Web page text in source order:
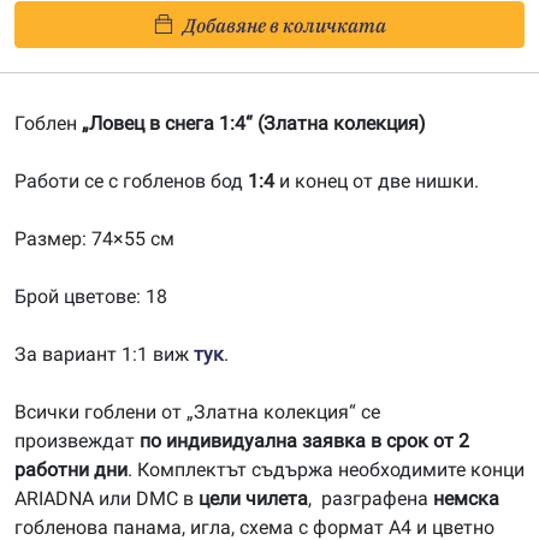
в
снега
20181243
Добавяне в количката
Гоблен „Ловец в снега 1:4“ (Златна колекция)
Работи се с гобленов бод 1:4и конец от две нишки.
Размер: 74×55 см
Брой цветове: 18
За вариант 1:1 виж тук.
Всички гоблени от „Златна колекция“ се
произвеждат по индивидуална заявка в срок от 2
работни дни. Комплектът съдържа необходимите конци
ARIADNA или DMC в цели чилета, разграфена немска
гобленова панама, игла, схема с формат А4 и цветно